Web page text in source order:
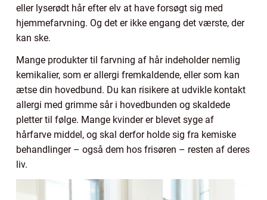
eller lyserødt hår efter elv at have forsøgt sig med
hjemmefarvning. Og det er ikke engang det værste, der
kan ske.
Mange produkter til farvning af hår indeholder nemlig
kemikalier, som er allergi fremkaldende, eller som kan
ætse din hovedbund. Du kan risikere at udvikle kontakt
allergi med grimme sår i hovedbunden og skaldede
pletter til følge. Mange kvinder er blevet syge af
hårfarve middel, og skal derfor holde sig fra kemiske
behandlinger – også dem hos frisøren – resten af deres
liv.